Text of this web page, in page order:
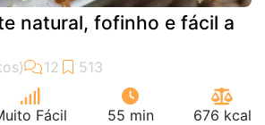
natural, fofinho e fácil a
Fácil 55 min 676 kcal